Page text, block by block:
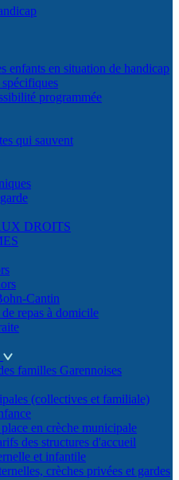
enfants en situation de handicap
programmée
qui sauvent
DROITS
Cantin
repas à domicile
familles Garennoises
(collectives et familiale)
en crèche municipale
des structures d'accueil
et infantile
crèches privées et gardes